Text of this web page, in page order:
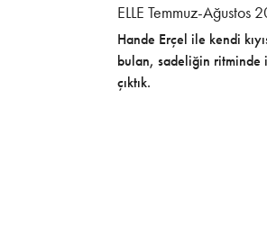
ELLE Temmuz-Ağustos
Hande Erçel ile kendi
bulan, sadeliğin
çıktık.